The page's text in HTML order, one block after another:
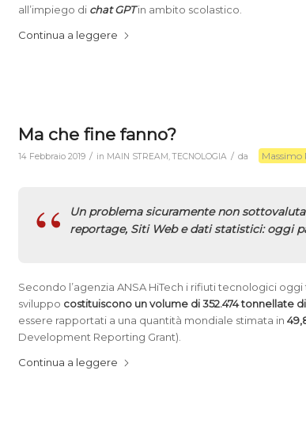
all’impiego di chat GPTin ambito scolastico.
Continua a leggere
Ma che fine fanno?
14 Febbraio 2019 / in MAIN STREAM,TECNOLOGIA / da Massimo
Un problema sicuramente non
reportage, Siti Web e dati statistici: oggi
Secondo l’agenzia ANSA HiTech i rifiuti tecnologici oggi
sviluppo costituiscono un volume di 352.474 tonnellate
essere rapportati a una quantità mondiale stimata in
Development Reporting Grant).
Continua a leggere